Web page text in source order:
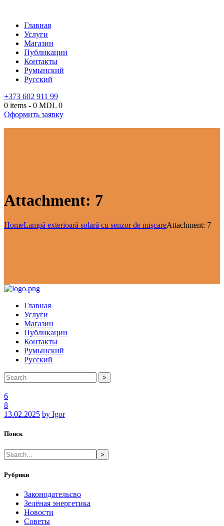
Главная
Услуги
Магазин
Публикации
Контакты
Румынский
Русский
+373 602 911 99
0 items - 0 MDL 0
Оформить заявку
Attachment: 7
HomeLampă exterioară solară cu senzor de mișcareAttachment: 7
Главная
Услуги
Магазин
Публикации
Контакты
Румынский
Русский
>
6
8
13.02.2025 by Igor
Поиск
>
Рубрики
Законодательсво
Зелёная энергетика
Новости
Советы